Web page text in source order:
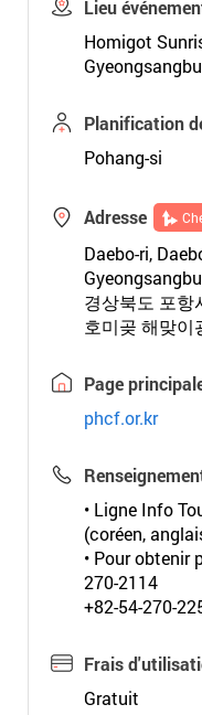
Lieu
Homigot
Planification
Pohang-si
Adresse
Daebo-ri,
경상북도 포항
호미곶 해맞이
Page
phcf.or.kr
• Ligne Info
(coréen,
• Pour obtenir
270-2114
+82-54-270-
Frais
Gratuit